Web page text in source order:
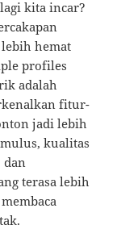
kita incar?
hemat
profiles
adalah
fitur-
jadi lebih
kualitas
dan
terasa lebih